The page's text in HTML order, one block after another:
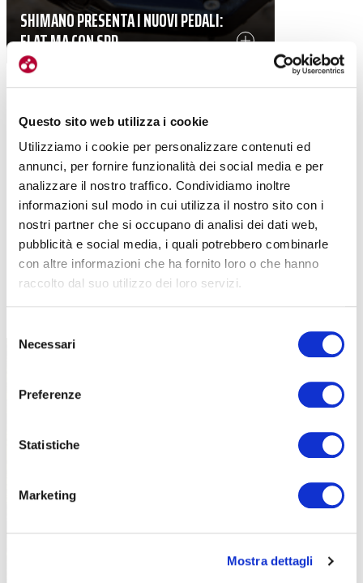
Questo sito web utilizza i cookie
Utilizziamo i cookie per personalizzare contenuti ed
annunci, per fornire funzionalità dei social media e per
analizzare il nostro traffico. Condividiamo inoltre
informazioni sul modo in cui utilizza il nostro sito con i
nostri partner che si occupano di analisi dei dati web,
pubblicità e social media, i quali potrebbero combinarle
con altre informazioni che ha fornito loro o che hanno
raccolto dal suo utilizzo dei loro servizi.
delNecessari
Preferenze
Statistiche
Marketing
Mostra dettagli
SHIMANO PRESENTA I NUOVI PEDALI:
FLAT MA CON SPD
TUTTE LE CATEGORIE DEL MAGAZINE